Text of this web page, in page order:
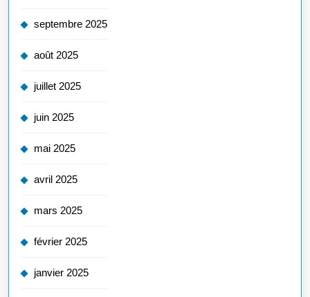
septembre 2025
août 2025
juillet 2025
juin 2025
mai 2025
avril 2025
mars 2025
février 2025
janvier 2025